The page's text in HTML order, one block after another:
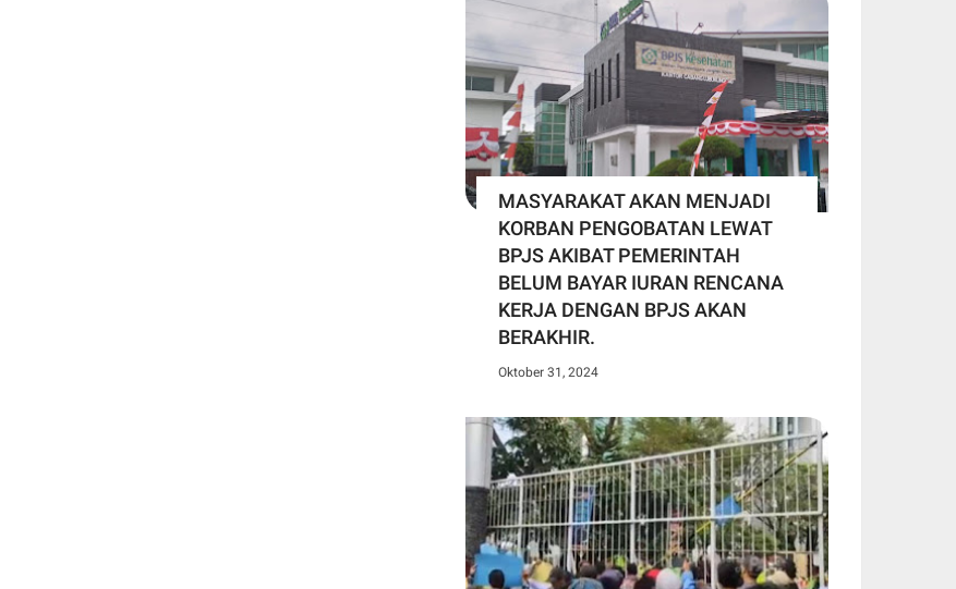
MASYARAKAT AKAN MENJADI
KORBAN PENGOBATAN LEWAT
BPJS AKIBAT PEMERINTAH
BELUM BAYAR IURAN RENCANA
KERJA DENGAN BPJS AKAN
BERAKHIR.
Oktober 31, 2024